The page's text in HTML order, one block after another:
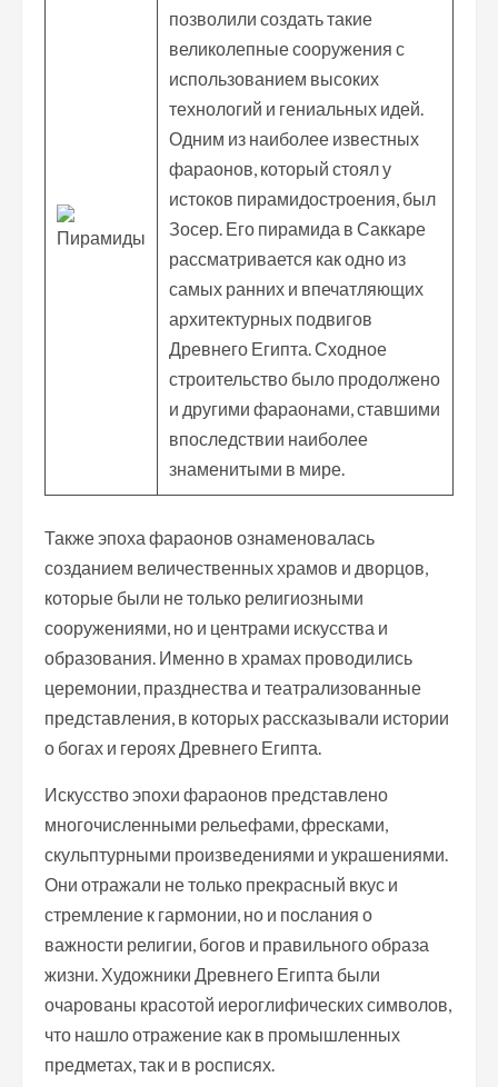
позволили создать такие
великолепные сооружения с
использованием высоких
технологий и гениальных идей.
Одним из наиболее известных
фараонов, который стоял у
истоков пирамидостроения, был
Зосер. Его пирамида в Саккаре
рассматривается как одно из
самых ранних и впечатляющих
архитектурных подвигов
Древнего Египта. Сходное
строительство было продолжено
и другими фараонами, ставшими
впоследствии наиболее
знаменитыми в мире.
Также эпоха фараонов ознаменовалась
созданием величественных храмов и дворцов,
которые были не только религиозными
сооружениями, но и центрами искусства и
образования. Именно в храмах проводились
церемонии, празднества и театрализованные
представления, в которых рассказывали истории
о богах и героях Древнего Египта.
Искусство эпохи фараонов представлено
многочисленными рельефами, фресками,
скульптурными произведениями и украшениями.
Они отражали не только прекрасный вкус и
стремление к гармонии, но и послания о
важности религии, богов и правильного образа
жизни. Художники Древнего Египта были
очарованы красотой иероглифических символов,
что нашло отражение как в промышленных
предметах, так и в росписях.